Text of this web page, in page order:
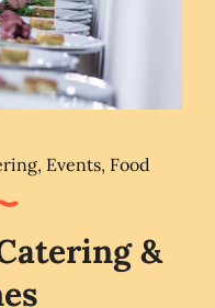
, Events, Food
&